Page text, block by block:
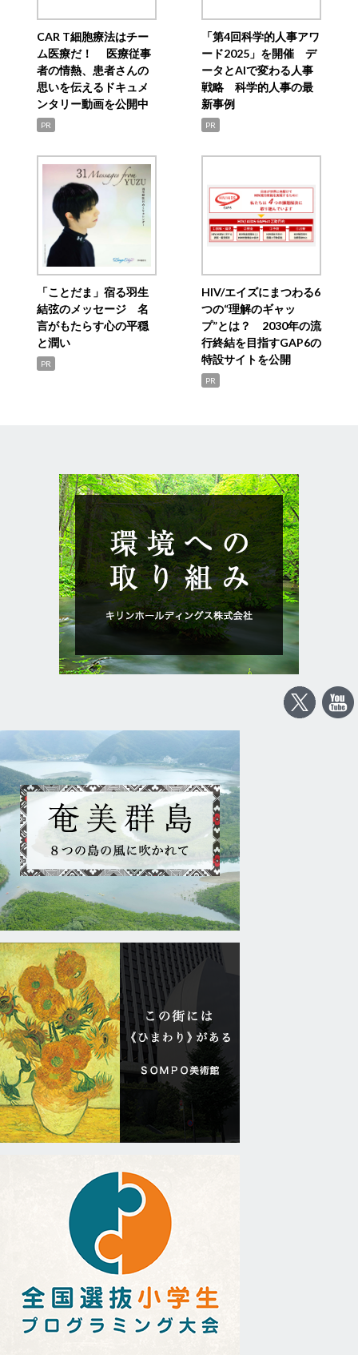
CAR T細胞療法はチー
ム医療だ！ 医療従事
者の情熱、患者さんの
思いを伝えるドキュメ
ンタリー動画を公開中
PR
「第4回科学的人事アワ
ード2025」を開催 デ
ータとAIで変わる人事
戦略 科学的人事の最
新事例
PR
「ことだま」宿る羽生
結弦のメッセージ 名
言がもたらす心の平穏
と潤い
PR
HIV/エイズにまつわる6
つの“理解のギャッ
プ”とは？ 2030年の流
行終結を目指すGAP6の
特設サイトを公開
PR